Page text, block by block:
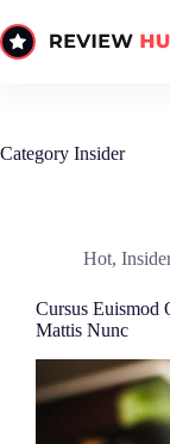
to
content
Category Insider
Hot,
Cursus Euismod
Mattis Nunc